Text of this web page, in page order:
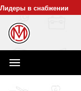
Лидеры в снабжении